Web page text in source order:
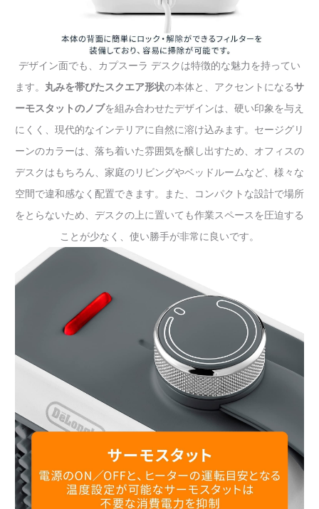
デザイン面でも、カプスーラ デスクは特徴的な魅力を持ってい
ます。 丸みを帯びたスクエア形状の本体と、アクセントになるサ
ーモスタットのノブを組み合わせたデザインは、硬い印象を与え
にくく、現代的なインテリアに自然に溶け込みます。セージグリ
ーンのカラーは、落ち着いた雰囲気を醸し出すため、オフィスの
デスクはもちろん、家庭のリビングやベッドルームなど、様々な
空間で違和感なく配置できます。また、コンパクトな設計で場所
をとらないため、デスクの上に置いても作業スペースを圧迫する
ことが少なく、使い勝手が非常に良いです。